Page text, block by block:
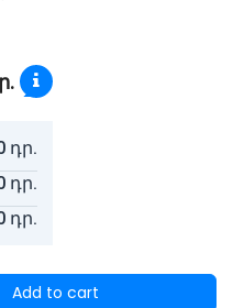
դր.
դր.
դր.
Add to cart